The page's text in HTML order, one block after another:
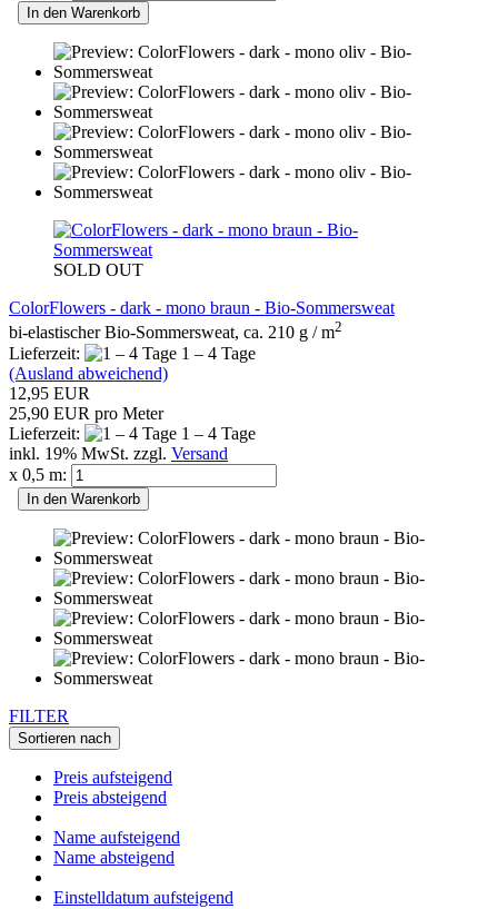
In den Warenkorb
SOLD OUT
ColorFlowers - dark - mono braun - Bio-Sommersweat
bi-elastischer Bio-Sommersweat, ca. 210 g / m2
Lieferzeit:
1 – 4 Tage
(Ausland abweichend)
12,95 EUR
25,90 EUR pro Meter
Lieferzeit:
1 – 4 Tage
inkl. 19% MwSt. zzgl. Versand
x 0,5 m:
In den Warenkorb
FILTER
Sortieren nach
Preis aufsteigend
Preis absteigend
Name aufsteigend
Name absteigend
Einstelldatum aufsteigend